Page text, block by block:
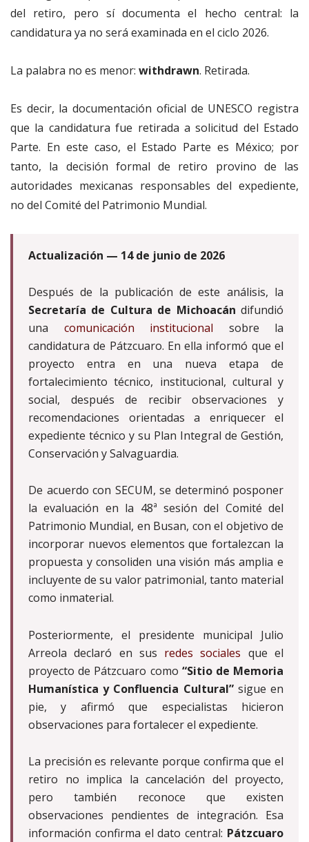
del retiro, pero sí documenta el hecho central: la
candidatura ya no será examinada en el ciclo 2026.
La palabra no es menor: withdrawn. Retirada.
Es decir, la documentación oficial de UNESCO registra
que la candidatura fue retirada a solicitud del Estado
Parte. En este caso, el Estado Parte es México; por
tanto, la decisión formal de retiro provino de las
autoridades mexicanas responsables del expediente,
no del Comité del Patrimonio Mundial.
Actualización — 14 de junio de 2026
Después de la publicación de este análisis, la
Secretaría de Cultura de Michoacán difundió
una comunicación institucional sobre la
candidatura de Pátzcuaro. En ella informó que el
proyecto entra en una nueva etapa de
fortalecimiento técnico, institucional, cultural y
social, después de recibir observaciones y
recomendaciones orientadas a enriquecer el
expediente técnico y su Plan Integral de Gestión,
Conservación y Salvaguardia.
De acuerdo con SECUM, se determinó posponer
la evaluación en la 48ª sesión del Comité del
Patrimonio Mundial, en Busan, con el objetivo de
incorporar nuevos elementos que fortalezcan la
propuesta y consoliden una visión más amplia e
incluyente de su valor patrimonial, tanto material
como inmaterial.
Posteriormente, el presidente municipal Julio
Arreola declaró en sus redes sociales que el
proyecto de Pátzcuaro como “Sitio de Memoria
Humanística y Confluencia Cultural”sigue en
pie, y afirmó que especialistas hicieron
observaciones para fortalecer el expediente.
La precisión es relevante porque confirma que el
retiro no implica la cancelación del proyecto,
pero también reconoce que existen
observaciones pendientes de integración. Esa
información confirma el dato central: Pátzcuaro